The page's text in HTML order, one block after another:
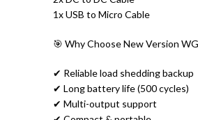
1x USB to Micro Cable
🎯 Why Choose New Version
✔ Reliable load shedding backup
✔ Long battery life (500 cycles)
✔ Multi-output support